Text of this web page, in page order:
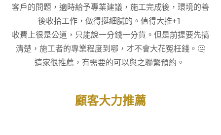
客戶的問題，適時給予專業建議，施工完成後，環境的善
後收拾工作，做得挺細膩的。值得大推+1
收費上很是公道，只能說一分錢一分貨。但是前提要先搞
清楚，施工者的專業程度到哪，才不會大花冤枉錢。🤔
這家很推薦，有需要的可以與之聯繫預約。
顧客大力推薦